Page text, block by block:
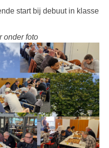
start bij debuut in klasse
onder foto